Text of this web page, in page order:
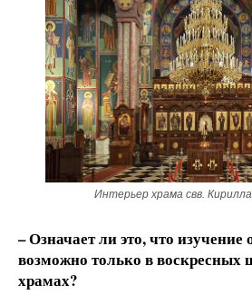
Интерьер храма свв.
– Означает ли это, что
возможно только в воскресных
храмах?